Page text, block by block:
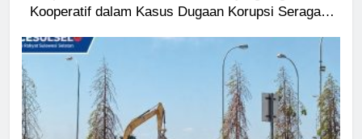
Kooperatif dalam Kasus Dugaan Korupsi Seragam